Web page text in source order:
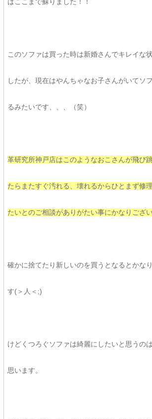
このソファは買った時は新婚さんでキレイな
したが、現在はやんちゃなお子さんがいてソ
るみたいです、、、（笑）
革研究所神戸店はこのようなおこさんが飛び
たらまたすぐ汚れる、壊れるからひとまず修
たいとのご相談がありがたい事にかなりござい
確かに捨てたり新しいのを買うとなるとかな
す(＞人＜;)
けどくつろぐソファは綺麗にしたいと思うの
思います。